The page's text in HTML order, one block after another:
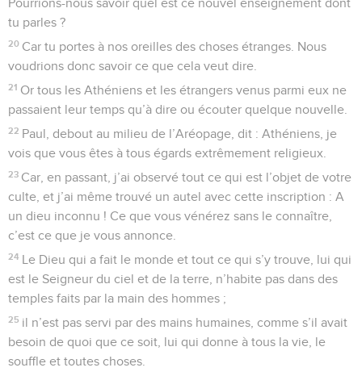
Pourrions-nous savoir quel est ce nouvel enseignement dont
tu parles ?
20 Car tu portes à nos oreilles des choses étranges. Nous
voudrions donc savoir ce que cela veut dire.
21 Or tous les Athéniens et les étrangers venus parmi eux ne
passaient leur temps qu’à dire ou écouter quelque nouvelle.
22 Paul, debout au milieu de l’Aréopage, dit : Athéniens, je
vois que vous êtes à tous égards extrêmement religieux.
23 Car, en passant, j’ai observé tout ce qui est l’objet de votre
culte, et j’ai même trouvé un autel avec cette inscription : A
un dieu inconnu ! Ce que vous vénérez sans le connaître,
c’est ce que je vous annonce.
24 Le Dieu qui a fait le monde et tout ce qui s’y trouve, lui qui
est le Seigneur du ciel et de la terre, n’habite pas dans des
temples faits par la main des hommes ;
25 il n’est pas servi par des mains humaines, comme s’il avait
besoin de quoi que ce soit, lui qui donne à tous la vie, le
souffle et toutes choses.